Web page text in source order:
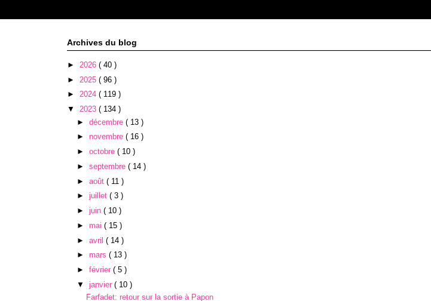
Archives du blog
► 2026 ( 40 )
► 2025 ( 96 )
► 2024 ( 119 )
▼ 2023 ( 134 )
► décembre ( 13 )
► novembre ( 16 )
► octobre ( 10 )
► septembre ( 14 )
► août ( 11 )
► juillet ( 3 )
► juin ( 10 )
► mai ( 15 )
► avril ( 14 )
► mars ( 13 )
► février ( 5 )
▼ janvier ( 10 )
Farfadet: retour sur la sortie à Papon